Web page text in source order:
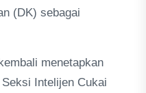
(DK) sebagai
menetapkan
Intelijen Cukai